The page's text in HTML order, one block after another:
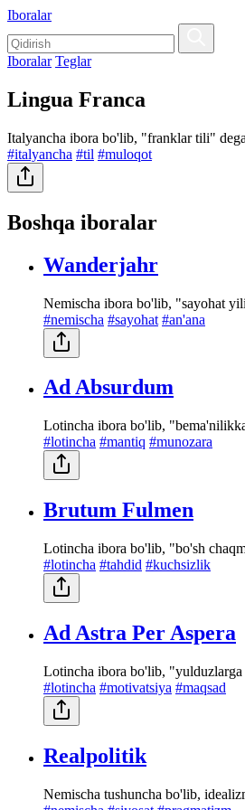
Iboralar
Iboralar Teglar
Lingua Franca
Italyancha ibora bo'lib, "franklar tili"
#italyancha #til #muloqot
Boshqa iboralar
Wanderjahr
Nemischa ibora bo'lib, "sayohat
#nemischa #sayohat #an'ana
Ad Absurdum
Lotincha ibora bo'lib,
#lotincha #mantiq #munozara
Brutum Fulmen
Lotincha ibora bo'lib, "bo'sh
#lotincha #tahdid #kuchsizlik
Ad Astra Per Aspera
Lotincha ibora bo'lib,
#lotincha #motivatsiya #maqsad
Realpolitik
Nemischa tushuncha bo'lib,